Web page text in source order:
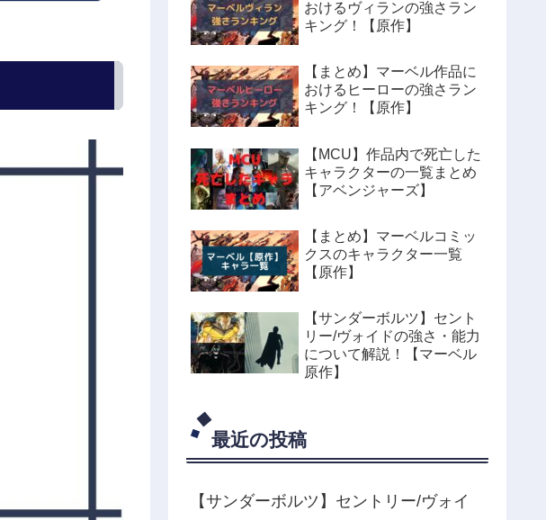
おけるヴィランの強さラン
キング！【原作】
【まとめ】マーベル作品に
おけるヒーローの強さラン
キング！【原作】
【MCU】作品内で死亡した
キャラクターの一覧まとめ
【アベンジャーズ】
【まとめ】マーベルコミッ
クスのキャラクター一覧
【原作】
【サンダーボルツ】セント
リー/ヴォイドの強さ・能力
について解説！【マーベル
原作】
最近の投稿
【サンダーボルツ】セントリー/ヴォイ